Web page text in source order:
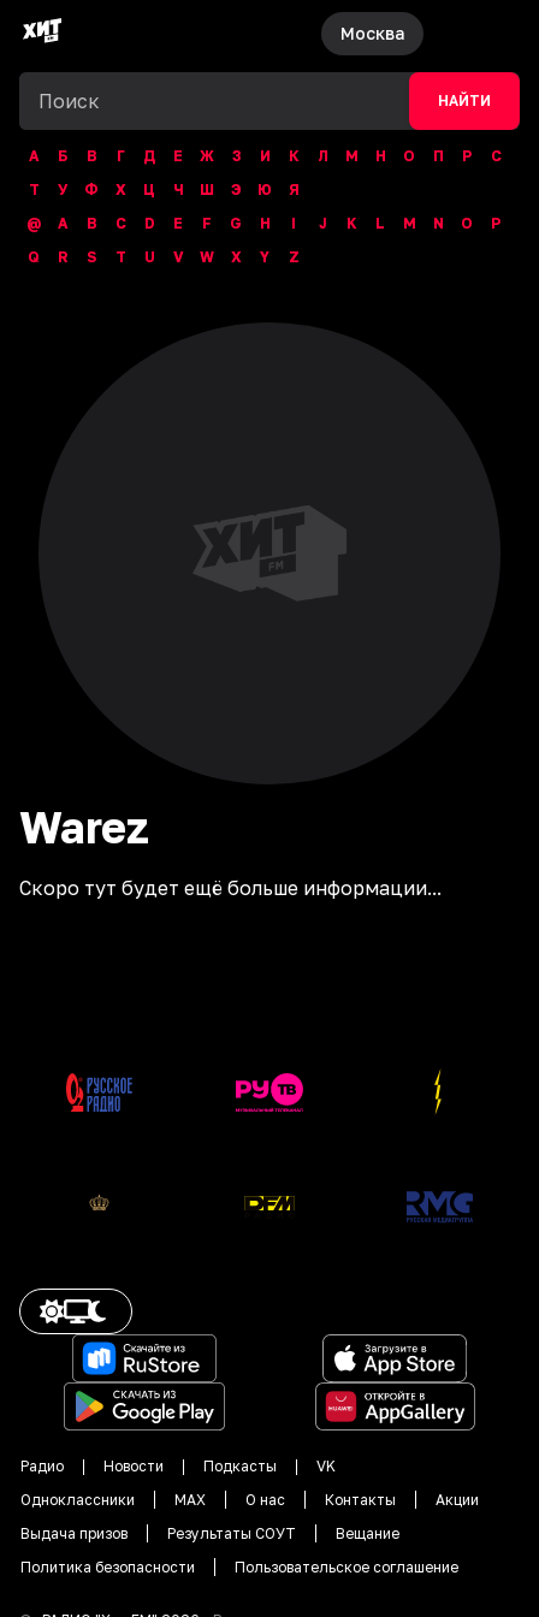
Москва
НАЙТИ
А Б В Г Д Е Ж З И К Л М Н О П Р
С
Т
У Ф Х Ц Ч Ш Э Ю
Я
@
A B C D E F G H I J K L M N O
P
Q
R S T U V W X Y Z
Warez
Скоро тут будет ещё больше информации...
Радио Новости Подкасты
VK
Одноклассники
MAX О нас Контакты
Акции
Выдача призов
Результаты СОУТ
Вещание
Политика безопасности
Пользовательское соглашение